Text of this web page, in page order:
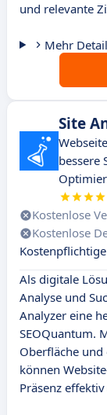
und relevante
Mehr
Site
bessere
Kostenlose
Kostenlose
Als digitale
Analyse und
Analyzer eine
SEOQuantum.
Oberfläche
können
Präsenz